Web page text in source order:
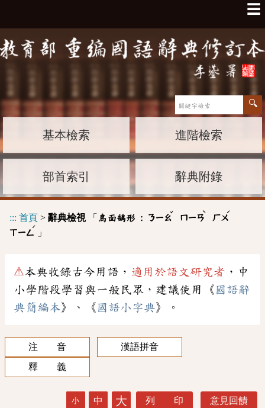
☰
基本檢索 進階檢索
部首索引 辭典附錄
::: 首頁 > 辭典檢視「 鳥面鵠形 : ㄋㄧㄠ
ˇ
ㄇㄧㄢ
ˋ
ㄏㄨ
ˊ
ㄒㄧㄥ
ˊ
」
⚠本典收錄古今用語， 適用於語文研究者 ，中
小學階段學習與一般民眾，建議使用《 國語辭
典簡編本》、《 國語小字典》。
注 音
漢語拼音
釋 義
小 中 大 列 印 意見回饋